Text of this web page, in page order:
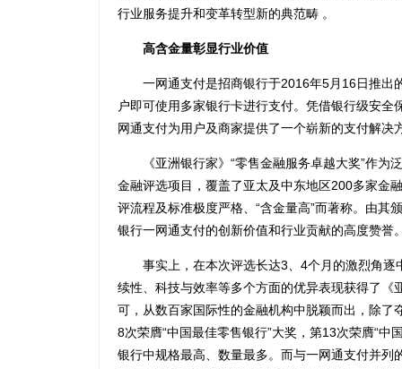
行业服务提升和变革转型新的典范畴 。
高含金量彰显行业价值
一网通支付是招商银行于2016年5月16日推出
户即可使用多家银行卡进行支付。凭借银行级安
网通支付为用户及商家提供了一个崭新的支付解决
《亚洲银行家》“零售金融服务卓越大奖”作为
金融评选项目，覆盖了亚太及中东地区200多家金
评流程及标准极度严格、“含金量高”而著称。由其
银行一网通支付的创新价值和行业贡献的高度赞誉
事实上，在本次评选长达3、4个月的激烈角逐
续性、科技与效率等多个方面的优异表现获得了《
可，从数百家国际性的金融机构中脱颖而出，除了
8次荣膺“中国最佳零售银行”大奖，第13次荣膺“中
银行中规格最高、数量最多。而与一网通支付并